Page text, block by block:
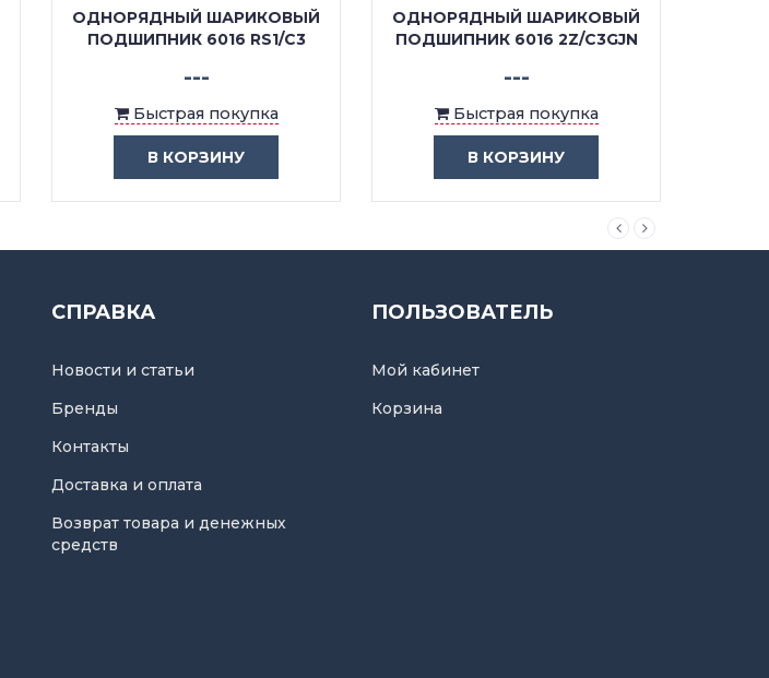
ОДНОРЯДНЫЙ ШАРИКОВЫЙ
ПОДШИПНИК 6016 RS1/C3
---
Быстрая покупка
В КОРЗИНУ
ОДНОРЯДНЫЙ ШАРИКОВЫЙ
ПОДШИПНИК 6016 2Z/C3GJN
---
Быстрая покупка
В КОРЗИНУ
СПРАВКА
Новости и статьи
Бренды
Контакты
Доставка и оплата
Возврат товара и денежных
средств
ПОЛЬЗОВАТЕЛЬ
Мой кабинет
Корзина